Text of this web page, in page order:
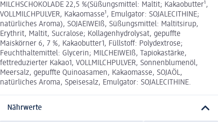
MILCHSCHOKOLADE 22,5 %(Süßungsmittel: Maltit; Kakaobutter¹,
VOLLMILCHPULVER, Kakaomasse¹, Emulgator: SOJALECITHINE;
natürliches Aroma), SOJAEIWEIß, Süßungsmittel: Maltitsirup,
Erythrit, Maltit, Sucralose; Kollagenhydrolysat, gepuffte
Maiskörner 6, 7 %, Kakaobutter1, Füllstoff: Polydextrose;
Feuchthaltemittel: Glycerin; MILCHEIWEIß, Tapiokastärke,
fettreduzierter Kakao1, VOLLMILCHPULVER, Sonnenblumenöl,
Meersalz, gepuffte Quinoasamen, Kakaomasse, SOJAÖL,
natürliches Aroma, Speisesalz, Emulgator: SOJALECITHINE.
Nährwerte